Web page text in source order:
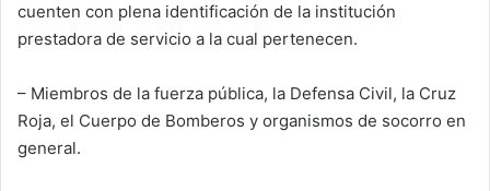
cuenten con plena identificación de la institución
prestadora de servicio a la cual pertenecen.
– Miembros de la fuerza pública, la Defensa Civil, la Cruz
Roja, el Cuerpo de Bomberos y organismos de socorro en
general.